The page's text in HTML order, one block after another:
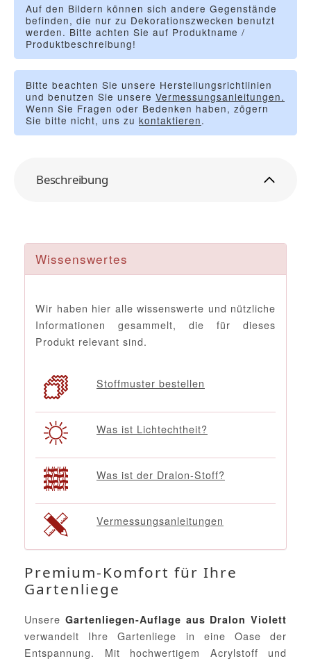
Auf den Bildern können sich andere Gegenstände
befinden, die nur zu Dekorationszwecken benutzt
werden. Bitte achten Sie auf Produktname /
Produktbeschreibung!
Bitte beachten Sie unsere Herstellungsrichtlinien
und benutzen Sie unsere Vermessungsanleitungen.
Wenn Sie Fragen oder Bedenken haben, zögern
Sie bitte nicht, uns zu kontaktieren.
Beschreibung
Wissenswertes
Wir haben hier alle wissenswerte und nützliche
Informationen gesammelt, die für dieses
Produkt relevant sind.
Stoffmuster bestellen
Was ist Lichtechtheit?
Was ist der Dralon-Stoff?
Vermessungsanleitungen
Premium-Komfort für Ihre
Gartenliege
Unsere Gartenliegen-Auflage aus Dralon Violett
verwandelt Ihre Gartenliege in eine Oase der
Entspannung. Mit hochwertigem Acrylstoff und